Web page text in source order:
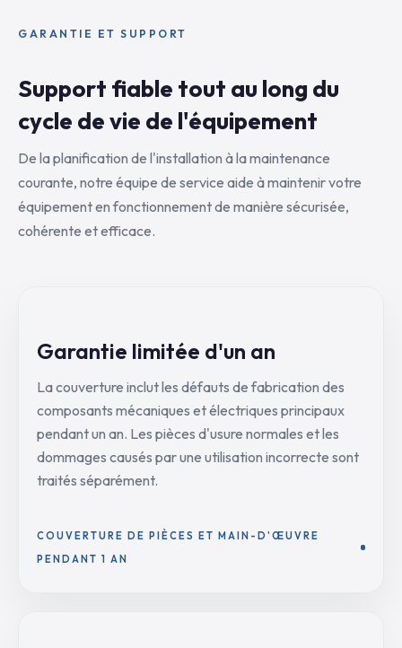
GARANTIE ET SUPPORT
Support fiable tout au long du
cycle de vie de l'équipement
De la planification de l'installation à la maintenance
courante, notre équipe de service aide à maintenir votre
équipement en fonctionnement de manière sécurisée,
cohérente et efficace.
Garantie limitée d'un an
La couverture inclut les défauts de fabrication des
composants mécaniques et électriques principaux
pendant un an. Les pièces d'usure normales et les
dommages causés par une utilisation incorrecte sont
traités séparément.
COUVERTURE DE PIÈCES ET MAIN-D'ŒUVRE
PENDANT 1 AN